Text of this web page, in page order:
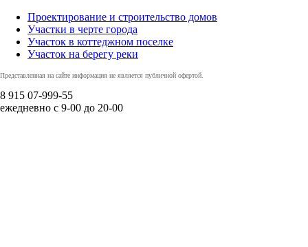
Проектирование и строительство домов
Участки в черте города
Участок в коттеджном поселке
Участок на берегу реки
Представленная на сайте информация не является публичной офертой.
8 915 07-999-55
ежедневно с 9-00 до 20-00